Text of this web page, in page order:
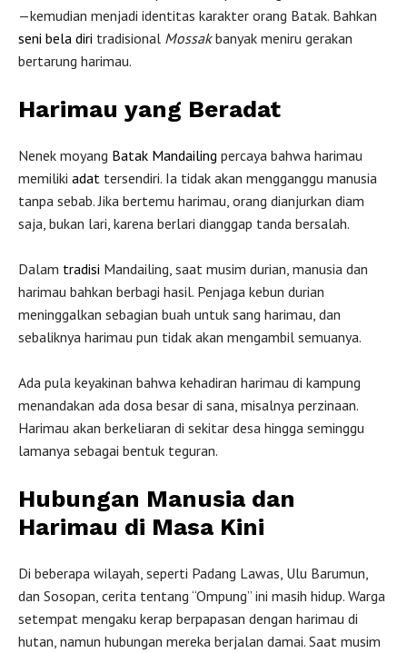
—kemudian menjadi identitas karakter orang Batak. Bahkan
seni bela diri tradisional Mossakbanyak meniru gerakan
bertarung harimau.
Harimau yang Beradat
Nenek moyang Batak Mandailing percaya bahwa harimau
memiliki adat tersendiri. Ia tidak akan mengganggu manusia
tanpa sebab. Jika bertemu harimau, orang dianjurkan diam
saja, bukan lari, karena berlari dianggap tanda bersalah.
Dalam tradisi Mandailing, saat musim durian, manusia dan
harimau bahkan berbagi hasil. Penjaga kebun durian
meninggalkan sebagian buah untuk sang harimau, dan
sebaliknya harimau pun tidak akan mengambil semuanya.
Ada pula keyakinan bahwa kehadiran harimau di kampung
menandakan ada dosa besar di sana, misalnya perzinaan.
Harimau akan berkeliaran di sekitar desa hingga seminggu
lamanya sebagai bentuk teguran.
Hubungan Manusia dan
Harimau di Masa Kini
Di beberapa wilayah, seperti Padang Lawas, Ulu Barumun,
dan Sosopan, cerita tentang “Ompung” ini masih hidup. Warga
setempat mengaku kerap berpapasan dengan harimau di
hutan, namun hubungan mereka berjalan damai. Saat musim